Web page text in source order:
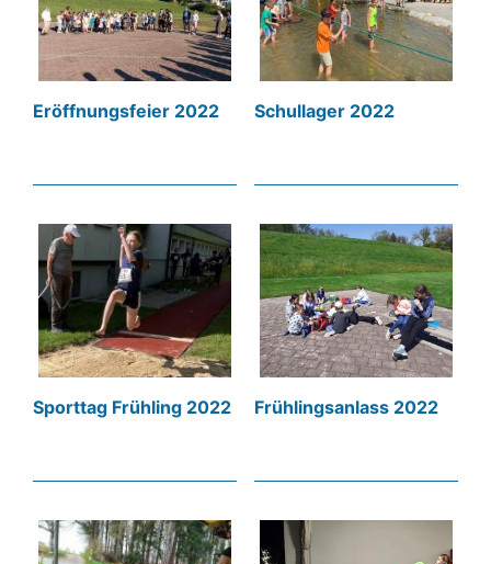
Eröffnungsfeier 2022 Schullager 2022
Sporttag Frühling 2022 Frühlingsanlass 2022